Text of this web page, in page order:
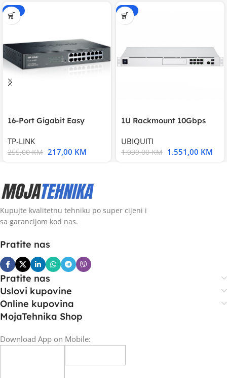
-15%
16-Port Gigabit Easy
TP-LINK
255,00KM 217,00 KM
-20%
1U Rackmount 10Gbps
UBIQUITI
1.939,00KM 1.551,00 KM
Kupujte kvalitetnu tehniku po super cijeni i
sa garancijom kod nas.
Pratite nas
Pratite nas
Uslovi kupovine
Online kupovina
MojaTehnika Shop
Download App on Mobile: